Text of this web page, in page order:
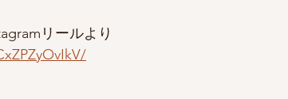
リールより